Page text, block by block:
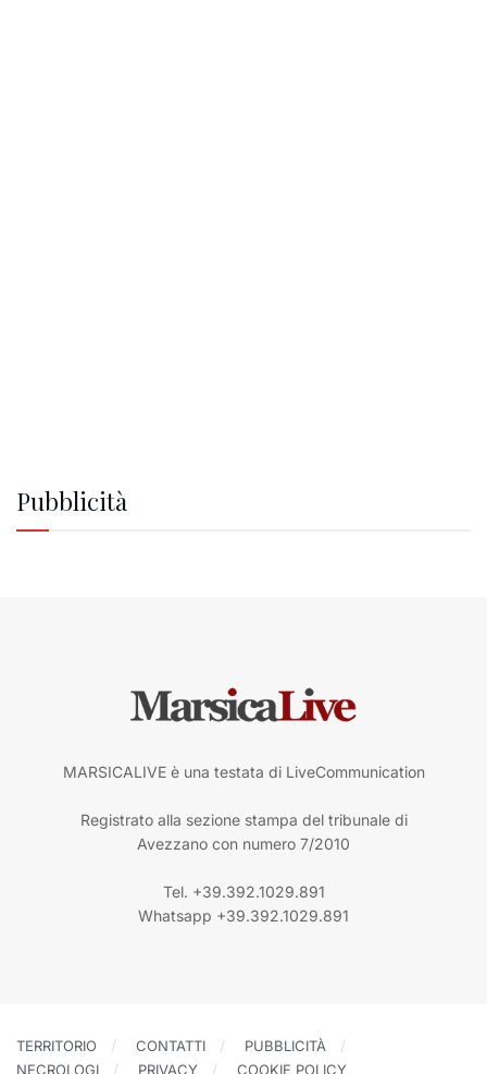
Pubblicità
MARSICALIVE è una testata di LiveCommunication
Registrato alla sezione stampa del tribunale di
Avezzano con numero 7/2010
Tel. +39.392.1029.891
Whatsapp +39.392.1029.891
TERRITORIO CONTATTI
PUBBLICITÀ
NECROLOGI
PRIVACY COOKIE POLICY